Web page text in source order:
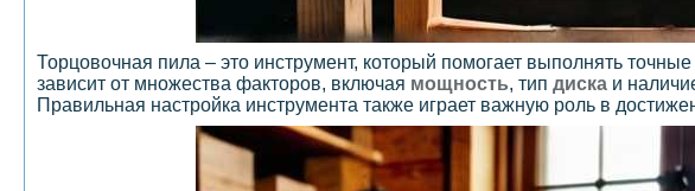
Торцовочная пила – это инструмент, который помогает выполнять
зависит от множества факторов, включая мощность, тип диска и
Правильная настройка инструмента также играет важную роль в